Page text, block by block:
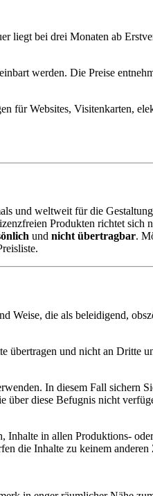
liegt bei drei Monaten ab
werden. Die Preise
für Websites, Visitenkarten,
und weltweit für die
Produkten richtet sich
und nicht übertragbar.
Weise, die als beleidigend,
übertragen und nicht an Dritte
In diesem Fall sichern
über diese Befugnis nicht
Inhalte in allen Produktions-
die Inhalte zu keinem